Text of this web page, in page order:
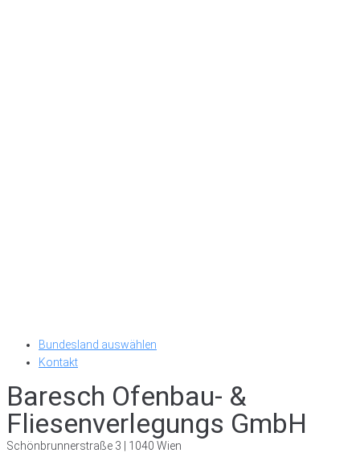
Bundesland auswählen
Kontakt
Baresch Ofenbau- &
Fliesenverlegungs GmbH
Schönbrunnerstraße 3 | 1040 Wien